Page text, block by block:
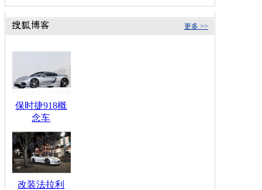
更多 >>
保时捷918概
念车
改装法拉利